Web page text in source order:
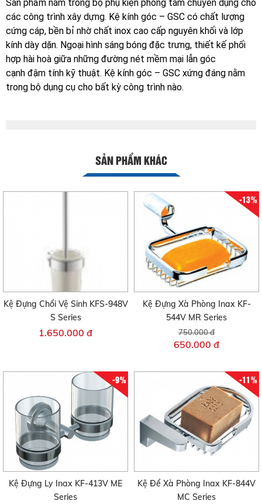
Sản phẩm nằm trong bộ phụ kiện phòng tắm chuyên dụng cho
các công trình xây dựng. Kệ kính góc – GSC có chất lượng
cứng cáp, bền bỉ nhờ chất inox cao cấp nguyên khối và lớp
kính dày dặn. Ngoại hình sáng bóng đặc trưng, thiết kế phối
hợp hài hoà giữa những đường nét mềm mại lẫn góc
cạnh đậm tính kỹ thuật. Kệ kính góc – GSC xứng đáng nằm
trong bộ dụng cụ cho bất kỳ công trình nào.
SẢN PHẨM KHÁC
Kệ Đựng Chổi Vệ Sinh KFS-948V
S Series
1.650.000 đ
-13%
Kệ Đựng Xà Phòng Inax KF-
544V MR Series
750.000 đ
650.000 đ
-9%
Kệ Đựng Ly Inax KF-413V ME
Series
-11%
Kệ Để Xà Phòng Inax KF-844V
MC Series